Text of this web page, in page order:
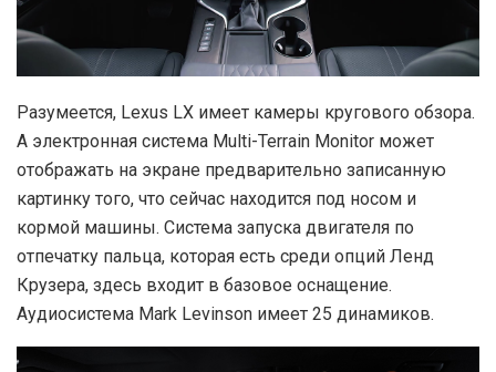
Разумеется, Lexus LX имеет камеры кругового обзора.
А электронная система Multi-Terrain Monitor может
отображать на экране предварительно записанную
картинку того, что сейчас находится под носом и
кормой машины. Система запуска двигателя по
отпечатку пальца, которая есть среди опций Ленд
Крузера, здесь входит в базовое оснащение.
Аудиосистема Mark Levinson имеет 25 динамиков.